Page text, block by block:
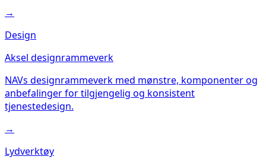
→
Design
Aksel designrammeverk
NAVs designrammeverk med mønstre, komponenter og
anbefalinger for tilgjengelig og konsistent
tjenestedesign.
→
Lydverktøy